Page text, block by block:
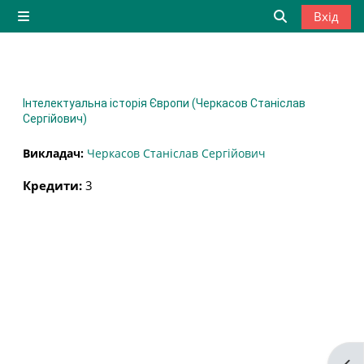
Перейти до головного вмісту
Бокова панель
Вхід
Інтелектуальна історія Європи (Черкасов Станіслав
Сергійович)
Викладач: Черкасов Станіслав Сергійович
Кредити: 3